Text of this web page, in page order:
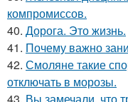
компромиссов.
40. Дорога. Это жизнь.
41. Почему важно
42. Смоляне такие
отключать в морозы.